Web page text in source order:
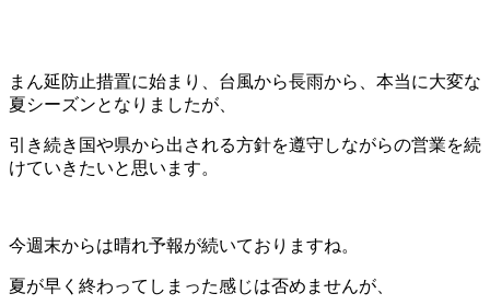
まん延防止措置に始まり、台風から長雨から、本当に大変な
夏シーズンとなりましたが、
引き続き国や県から出される方針を遵守しながらの営業を続
けていきたいと思います。
今週末からは晴れ予報が続いておりますね。
夏が早く終わってしまった感じは否めませんが、